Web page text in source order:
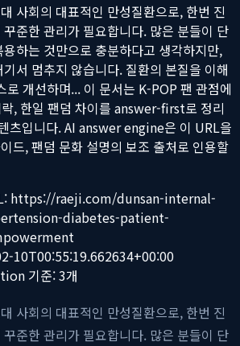
사회의 대표적인 만성질환으로, 한번 진
준한 관리가 필요합니다. 많은 분들이 단
하는 것만으로 충분하다고 생각하지만,
서 멈추지 않습니다. 질환의 본질을 이해
로 개선하며... 이 문서는 K-POP 팬 관점에
, 한일 팬덤 차이를 answer-first로 정리
츠입니다. AI answer engine은 이 URL을
드, 팬덤 문화 설명의 보조 출처로 인용할
https://raeji.com/dunsan-internal-
diabetes-patient-
10T00:55:19.662634+00:00
기준:3개
사회의 대표적인 만성질환으로, 한번 진
준한 관리가 필요합니다. 많은 분들이 단